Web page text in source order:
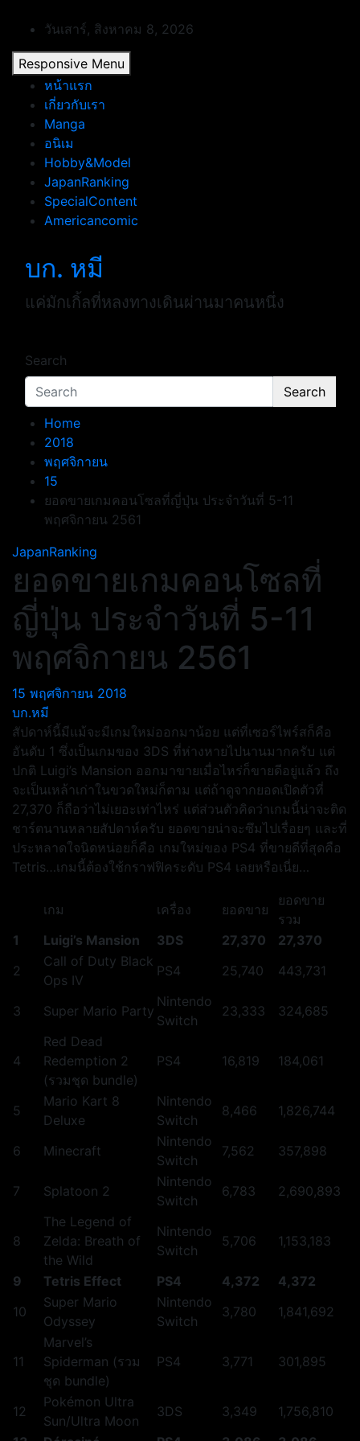
content
วันเสาร์, สิงหาคม 8, 2026
Responsive Menu
หน้าแรก
เกี่ยวกับเรา
Manga
อนิเม
Hobby&Model
JapanRanking
SpecialContent
Americancomic
บก. หมี
แค่มักเกิ้ลที่หลงทางเดินผ่านมาคนหนึ่ง
Search
Search
Home
2018
พฤศจิกายน
15
ยอดขายเกมคอนโซลที่ญี่ปุ่น ประจำวันที่ 5-11
พฤศจิกายน 2561
JapanRanking
ยอดขายเกมคอนโซลที่
ญี่ปุ่น ประจำวันที่ 5-11
พฤศจิกายน 2561
15 พฤศจิกายน 2018
บก.หมี
สัปดาห์นี้มีแม้จะมีเกมใหม่ออกมาน้อย แต่ที่เซอร์ไพร์สก็คือ
อันดับ 1 ซึ่งเป็นเกมของ 3DS ที่ห่างหายไปนานมากครับ แต่
ปกติ Luigi’s Mansion ออกมาขายเมื่อไหร่ก็ขายดีอยู่แล้ว ถึง
จะเป็นเหล้าเก่าในขวดใหม่ก็ตาม แต่ถ้าดูจากยอดเปิดตัวที่
27,370 ก็ถือว่าไม่เยอะเท่าไหร่ แต่ส่วนตัวคิดว่าเกมนี้น่าจะติด
ชาร์ตนานหลายสัปดาห์ครับ ยอดขายน่าจะซึมไปเรื่อยๆ และที่
ประหลาดใจนิดหน่อยก็คือ เกมใหม่ของ PS4 ที่ขายดีที่สุดคือ
Tetris…เกมนี้ต้องใช้กราฟฟิคระดับ PS4 เลยหรือเนี่ย…
เกม เครื่อง ยอดขาย
ยอดขาย
รวม
1
Luigi’s Mansion 3DS 27,370
27,370
2
Call of Duty Black
Ops IV
PS4 25,740 443,731
3 Super Mario Party
Nintendo
Switch
23,333 324,685
4
Red Dead
Redemption 2
(รวมชุด bundle)
PS4 16,819 184,061
5
Mario Kart 8
Deluxe
Nintendo
Switch
8,466 1,826,744
6 Minecraft
Nintendo
Switch
7,562 357,898
7 Splatoon 2
Nintendo
Switch
6,783 2,690,893
8
The Legend of
Zelda: Breath of
the Wild
Nintendo
Switch
5,706 1,153,183
9 Tetris Effect PS4 4,372
4,372
10
Super Mario
Odyssey
Nintendo
Switch
3,780 1,841,692
11
Marvel’s
Spiderman (รวม
ชุด bundle)
PS4 3,771 301,895
12
Pokémon Ultra
Sun/Ultra Moon
3DS 3,349
1,756,810